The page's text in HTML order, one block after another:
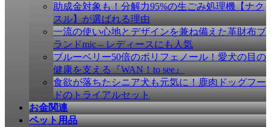
助成金対象も！分解力95%の生ごみ処理機【ナク
スル】が選ばれる理由
一流の使い心地とデザインを兼ね備えた革財布ブ
ランドmic – レディースにも人気
ブルーベリー50倍のポリフェノール！愛犬の目の
健康を支える『WAN！to see』
食欲が落ちたシニア犬も元気に！鹿肉ドッグフー
ドのトライアルセット
お金関連
ペット用品